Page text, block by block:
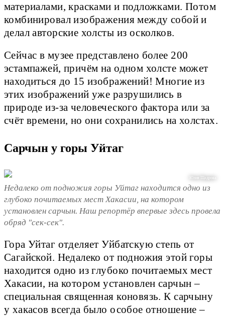
материалами, красками и подложками. Потом
комбинировал изображения между собой и
делал авторские холсты из осколков.
Сейчас в музее представлено более 200
эстампажей, причём на одном холсте может
находиться до 15 изображений! Многие из
этих изображений уже разрушились в
природе из-за человеческого фактора или за
счёт времени, но они сохранились на холстах.
Сарчын у горы Уйтаг
Юлия Щедрова
Недалеко от подножия горы Уйтаг находится одно из
глубоко почитаемых мест Хакасии, на котором
установлен сарчын. Наш репортёр впервые здесь провела
обряд "сек-сек".
Гора Уйтаг отделяет Уйбатскую степь от
Сагайской. Недалеко от подножия этой горы
находится одно из глубоко почитаемых мест
Хакасии, на котором установлен сарчын –
специальная священная коновязь. К сарчыну
у хакасов всегда было особое отношение –